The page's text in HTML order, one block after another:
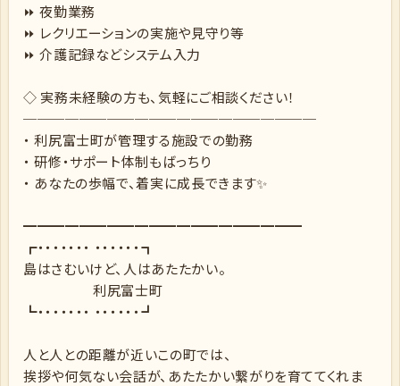
⏩ 夜勤業務
⏩ レクリエーションの実施や見守り等
⏩ 介護記録などシステム入力
◇ 実務未経験の方も、気軽にご相談ください！
─────────────────────
・ 利尻富士町が管理する施設での勤務
・ 研修・サポート体制もばっちり
・ あなたの歩幅で、着実に成長できます✨
━━━━━━━━━━━━━━━━━━━━
┏・・・・・・・ ・・・・・・┓
島はさむいけど、人はあたたかい。
利尻富士町
┗・・・・・・・ ・・・・・・┛
人と人との距離が近いこの町では、
挨拶や何気ない会話が、あたたかい繋がりを育ててくれま